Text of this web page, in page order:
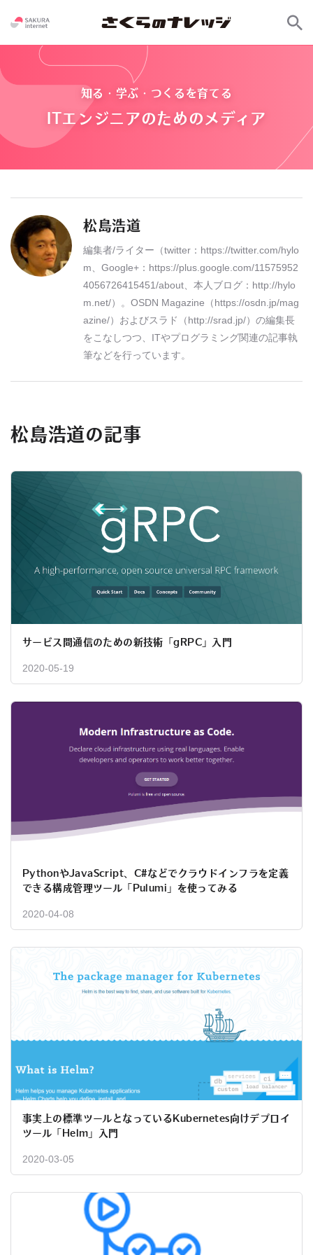
知る・学ぶ・つくるを育てる
ITエンジニアのためのメディア
松島浩道
編集者/ライター（twitter：https://twitter.com/hylo
m、Google+：https://plus.google.com/11575952
4056726415451/about、本人ブログ：http://hylo
m.net/）。OSDN Magazine（https://osdn.jp/mag
azine/）およびスラド（http://srad.jp/）の編集長
をこなしつつ、ITやプログラミング関連の記事執
筆などを行っています。
松島浩道の記事
サービス間通信のための新技術「gRPC」入門
2020-05-19
PythonやJavaScript、C#などでクラウドインフラを定義
できる構成管理ツール「Pulumi」を使ってみる
2020-04-08
事実上の標準ツールとなっているKubernetes向けデプロイ
ツール「Helm」入門
2020-03-05